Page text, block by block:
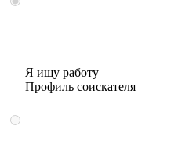
Я ищу работу
Профиль соискателя